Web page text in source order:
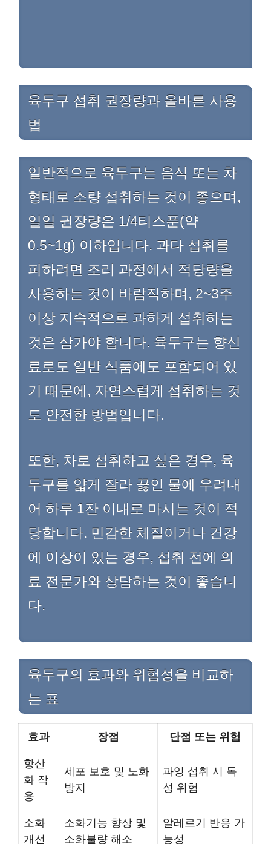
육두구 섭취 권장량과 올바른 사용
법
일반적으로 육두구는 음식 또는 차
형태로 소량 섭취하는 것이 좋으며,
일일 권장량은 1/4티스푼(약
0.5~1g) 이하입니다. 과다 섭취를
피하려면 조리 과정에서 적당량을
사용하는 것이 바람직하며, 2~3주
이상 지속적으로 과하게 섭취하는
것은 삼가야 합니다. 육두구는 향신
료로도 일반 식품에도 포함되어 있
기 때문에, 자연스럽게 섭취하는 것
도 안전한 방법입니다.
또한, 차로 섭취하고 싶은 경우, 육
두구를 얇게 잘라 끓인 물에 우려내
어 하루 1잔 이내로 마시는 것이 적
당합니다. 민감한 체질이거나 건강
에 이상이 있는 경우, 섭취 전에 의
료 전문가와 상담하는 것이 좋습니
다.
육두구의 효과와 위험성을 비교하
는 표
효과 장점
단점 또는 위험
항산
화 작
용
세포 보호 및 노화
방지
과잉 섭취 시 독
성 위험
소화
개선
소화기능 향상 및
소화불량 해소
알레르기 반응 가
능성